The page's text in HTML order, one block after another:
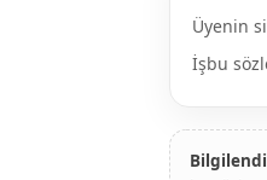
Üyenin
İşbu